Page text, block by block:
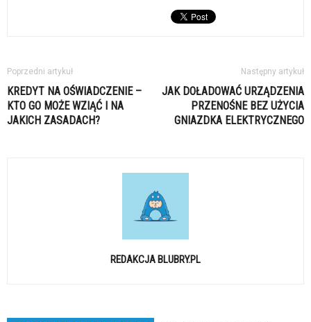
Poprzedni artykuł
KREDYT NA OŚWIADCZENIE –
KTO GO MOŻE WZIĄĆ I NA
JAKICH ZASADACH?
Następny artykuł
JAK DOŁADOWAĆ URZĄDZENIA
PRZENOŚNE BEZ UŻYCIA
GNIAZDKA ELEKTRYCZNEGO
REDAKCJA BLUBRY.PL